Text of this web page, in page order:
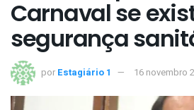
Carnaval se
segurança
por Estagiário 1 16 novembro